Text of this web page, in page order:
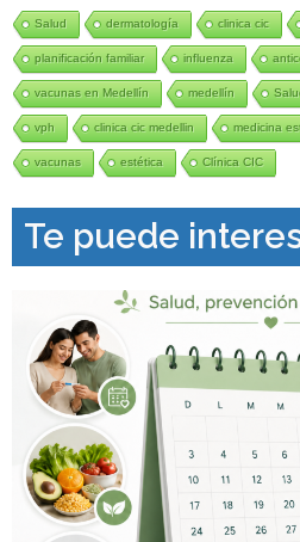
Salud dermatología clinica cic
planificación familiar influenza
vacunas en Medellín medellín
vph clinica cic medellin medicina
vacunas estética Clínica CIC
Te puede